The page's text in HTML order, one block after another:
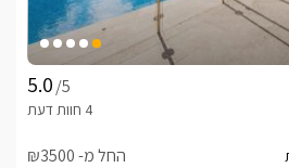
/5
החל מ- ₪3500